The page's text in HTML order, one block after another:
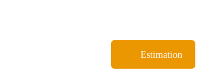
Estimation